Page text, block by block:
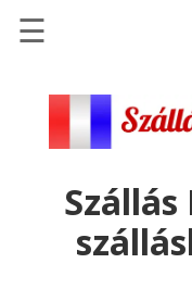
Szállások
Repülőjegy
☰